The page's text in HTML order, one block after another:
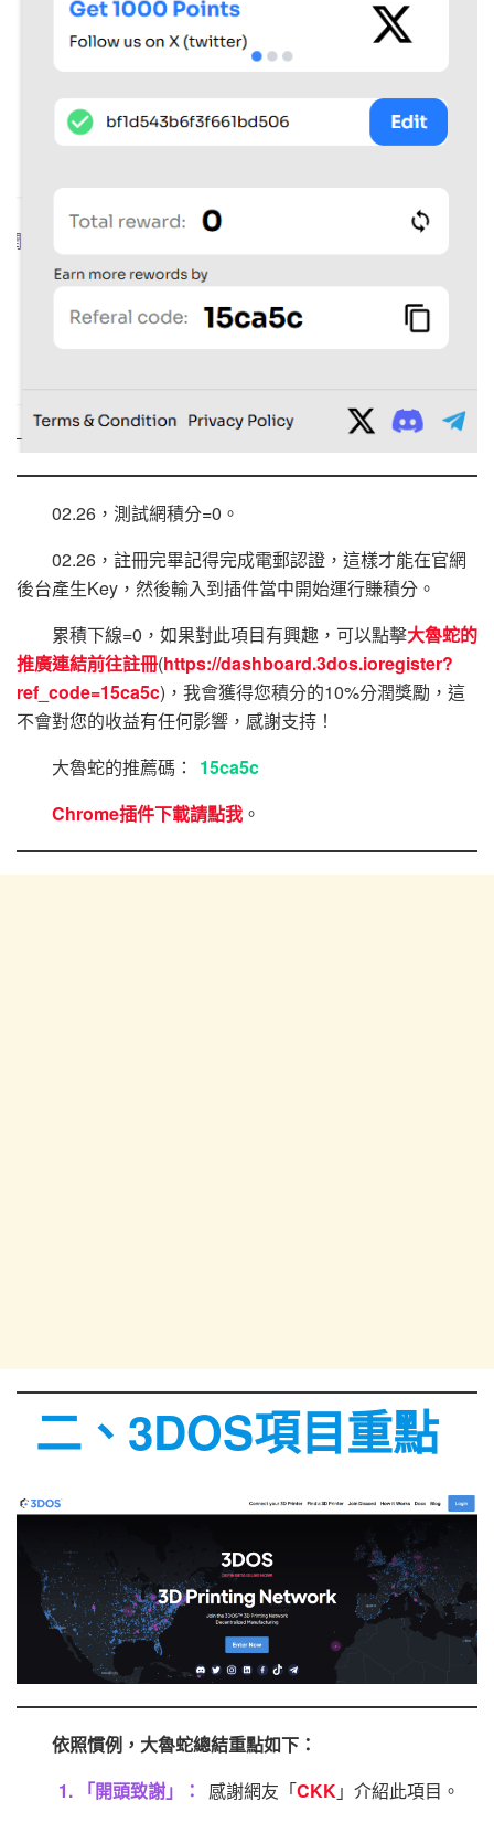
02.26，測試網積分=0。
02.26，註冊完畢記得完成電郵認證，這樣才能在官網
後台產生Key，然後輸入到插件當中開始運行賺積分。
累積下線=0，如果對此項目有興趣，可以點擊大魯蛇的
推廣連結前往註冊(https://dashboard.3dos.ioregister?
ref_code=15ca5c)，我會獲得您積分的10%分潤獎勵，這
不會對您的收益有任何影響，感謝支持！
大魯蛇的推薦碼：
15ca5c
Chrome插件下載請點我 。
二、3DOS項目重點
依照慣例，大魯蛇總結重點如下：
1. 「開頭致謝」：
感謝網友「CKK」介紹此項目。